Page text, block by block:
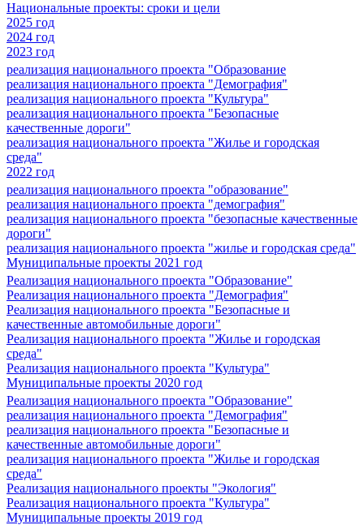
Национальные проекты: сроки и цели
2025 год
2024 год
2023 год
реализация национального проекта "Образование
реализация национального проекта "Демография"
реализация национального проекта "Культура"
реализация национального проекта "Безопасные
качественные дороги"
реализация национального проекта "Жилье и городская
среда"
2022 год
реализация национального проекта "образование"
реализация национального проекта "демография"
реализация национального проекта "безопасные качественные
дороги"
реализация национального проекта "жилье и городская среда"
Муниципальные проекты 2021 год
Реализация национального проекта "Образование"
Реализация национального проекта "Демография"
Реализация национального проекта "Безопасные и
качественные автомобильные дороги"
Реализация национального проекта "Жилье и городская
среда"
Реализация национального проекта "Культура"
Муниципальные проекты 2020 год
Реализация национального проекта "Образование"
реализация национального проекта "Демография"
реализация национального проекта "Безопасные и
качественные автомобильные дороги"
реализация национального проекта "Жилье и городская
среда"
Реализация национального проекты "Экология"
Реализация национального проекта "Культура"
Муниципальные проекты 2019 год